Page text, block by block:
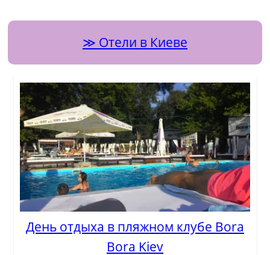
Отели в Киеве
День отдыха в пляжном клубе Bora
Bora Kiev